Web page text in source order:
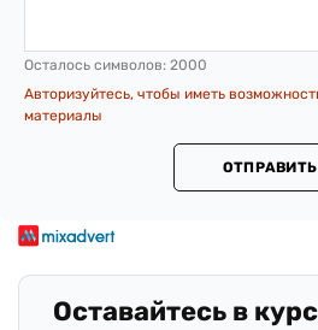
Осталось символов: 2000
Авторизуйтесь, чтобы иметь
материалы
ОТПРАВИТЬ
Оставайтесь в